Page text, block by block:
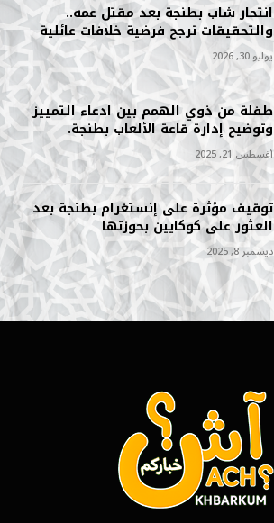
انتحار شاب بطنجة بعد مقتل عمه..
والتحقيقات ترجح فرضية خلافات عائلية
يوليو 30, 2026
طفلة من ذوي الهمم بين ادعاء التمييز
وتوضيح إدارة قاعة الألعاب بطنجة.
أغسطس 21, 2025
توقيف مؤثرة على إنستغرام بطنجة بعد
العثور على كوكايين بحوزتها
ديسمبر 8, 2025